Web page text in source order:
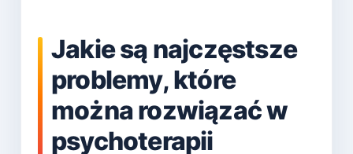
Jakie są najczęstsze
problemy, które
można rozwiązać w
psychoterapii